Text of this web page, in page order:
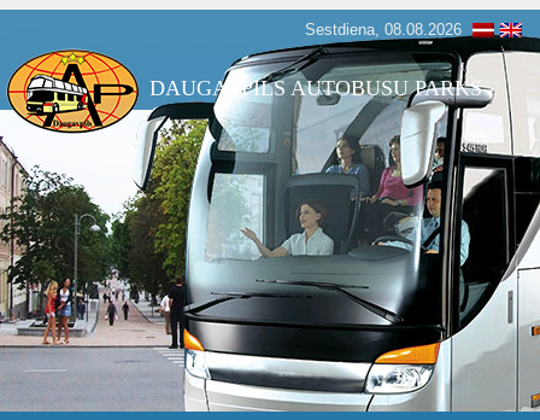
Sestdiena, 08.08.2026
DAUGAVPILS AUTOBUSU PARKS